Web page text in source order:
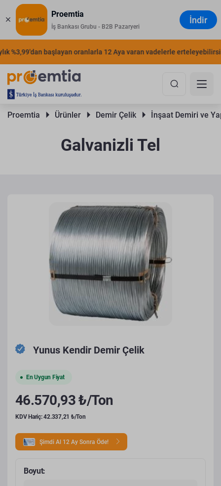
Proemtia
İş Bankası Grubu - B2B Pazaryeri
İndir
%3,99'dan başlayan oranlarla 12 Aya varan vadelerle
Proemtia Ürünler Demir Çelik İnşaat Demiri ve
Galvanizli Tel
Yunus Kendir Demir Çelik
En Uygun Fiyat
46.570,93 ₺/Ton
KDV Hariç: 42.337,21 ₺/Ton
Şimdi Al 12 Ay Sonra Öde!
Boyut: